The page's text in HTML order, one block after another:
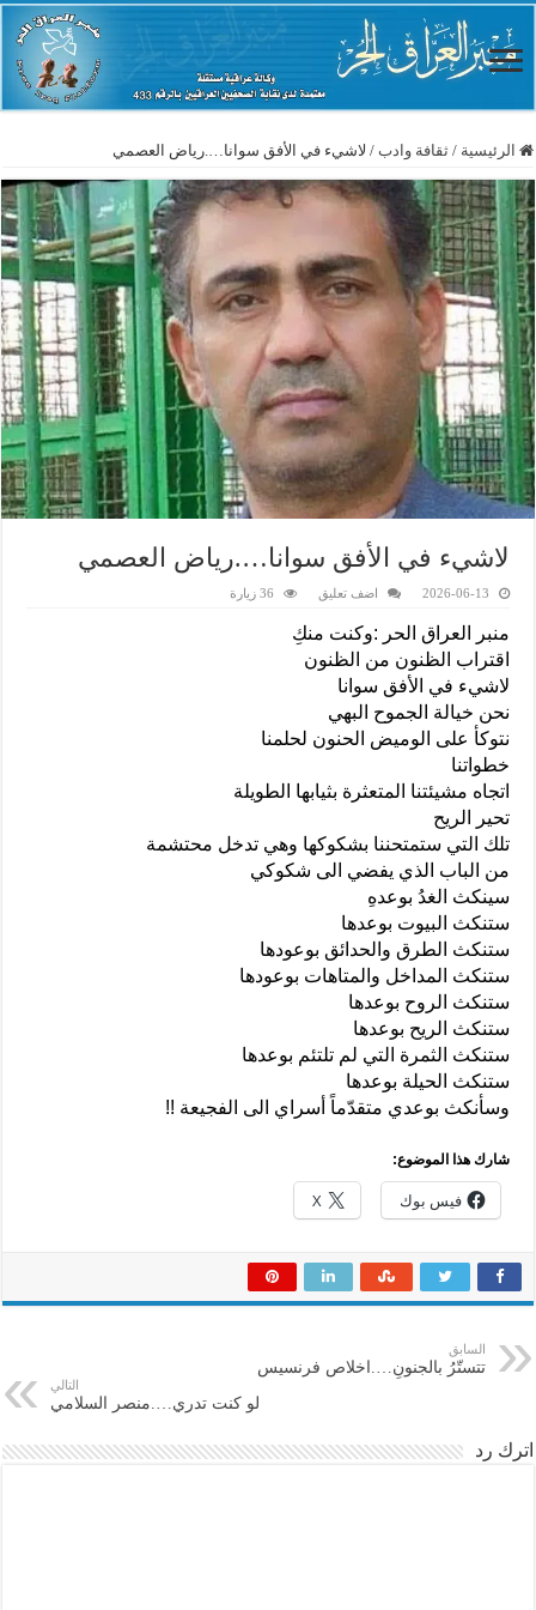
الرئيسية / ثقافة وادب / لاشيء في الأفق سوانا….رياض العصمي
لاشيء في الأفق سوانا….رياض العصمي
2026-06-13 اضف تعليق 36 زيارة
منبر العراق الحر :وكنت منكِ
اقتراب الظنون من الظنون
لاشيء في الأفق سوانا
نحن خيالة الجموح البهي
نتوكأ على الوميض الحنون لحلمنا
خطواتنا
اتجاه مشيئتنا المتعثرة بثيابها الطويلة
تحير الريح
تلك التي ستمتحننا بشكوكها وهي تدخل محتشمة
من الباب الذي يفضي الى شكوكي
سينكث الغدُ بوعدهِ
ستنكث البيوت بوعدها
ستنكث الطرق والحدائق بوعودها
ستنكث المداخل والمتاهات بوعودها
ستنكث الروح بوعدها
ستنكث الريح بوعدها
ستنكث الثمرة التي لم تلتئم بوعدها
ستنكث الحيلة بوعدها
وسأنكث بوعدي متقدّماً أسراي الى الفجيعة !!
شارك هذا الموضوع:
فيس بوك X
السابق
تتستّرُ بالجنونِ….اخلاص فرنسيس
التالي
لو كنت تدري….منصر السلامي
اترك رد